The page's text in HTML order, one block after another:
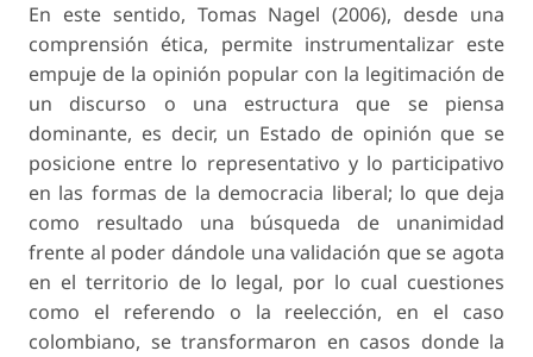
En este sentido, Tomas Nagel (2006), desde una
comprensión ética, permite instrumentalizar este
empuje de la opinión popular con la legitimación de
un discurso o una estructura que se piensa
dominante, es decir, un Estado de opinión que se
posicione entre lo representativo y lo participativo
en las formas de la democracia liberal; lo que deja
como resultado una búsqueda de unanimidad
frente al poder dándole una validación que se agota
en el territorio de lo legal, por lo cual cuestiones
como el referendo o la reelección, en el caso
colombiano, se transformaron en casos donde la